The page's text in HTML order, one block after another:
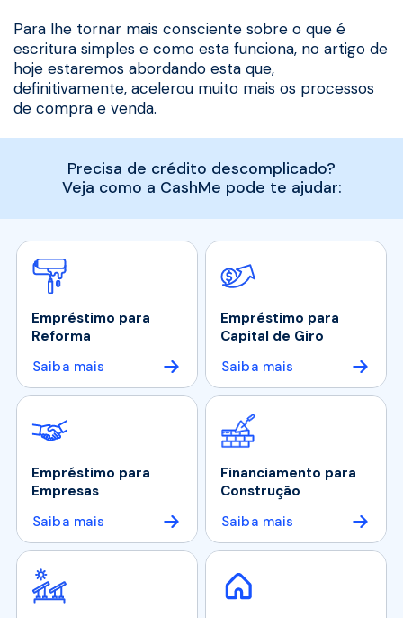
Para lhe tornar mais consciente sobre o que é
escritura simples e como esta funciona, no artigo de
hoje estaremos abordando esta que,
definitivamente, acelerou muito mais os processos
de compra e venda.
Precisa de crédito descomplicado?
Veja como a CashMe pode te ajudar:
Empréstimo para
Reforma
Saiba mais
Empréstimo para
Capital de Giro
Saiba mais
Empréstimo para
Empresas
Saiba mais
Financiamento para
Construção
Saiba mais